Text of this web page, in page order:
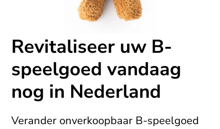
Revitaliseer uw B-
speelgoed vandaag
nog in Nederland
Verander onverkoopbaar B-speelgoed